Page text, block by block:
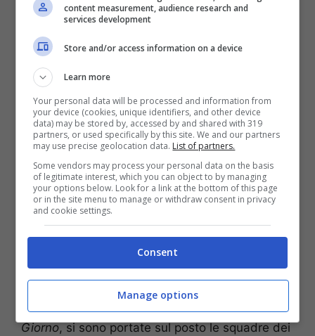
Inferno sull’autostrada, tir precipita dal
conducente
Femminicidio in un’abitazione: uomo
uccide la moglie a coltellate
Una donna è morta in seguito alle ustioni
riportate nell’incendio scoppiato all’interno della
sua abitazione. Il dramma questa mattina,
lunedì 27 febbraio, in corso Vercelli a Milano.
La vittima èMaristella Bezzerri ,79enne
disabile.
L’allarme è partito quando alcuni passanti ed i
fumo dall’appartamento, sito al
unpalazzo. Tempestivamente, riferisceIl
Giorno, si sono portate sul posto le squadre dei
content measurement, audience research and
services development
Store and/or access information on a device
Learn more
Your personal data will be processed and information from
your device (cookies, unique identifiers, and other device
data) may be stored by, accessed by and shared with 319
partners, or used specifically by this site. We and our partners
may use precise geolocation data. List of partners.
Some vendors may process your personal data on the basis
of legitimate interest, which you can object to by managing
your options below. Look for a link at the bottom of this page
or in the site menu to manage or withdraw consent in privacy
and cookie settings.
Consent
Manage options